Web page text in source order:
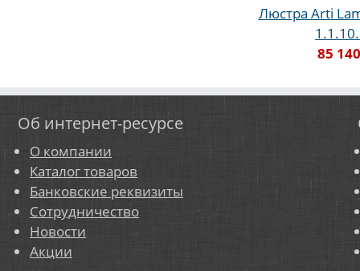
Люстра Arti
85
Об интернет-ресурсе
О компании
Каталог товаров
Банковские реквизиты
Сотрудничество
Новости
Акции